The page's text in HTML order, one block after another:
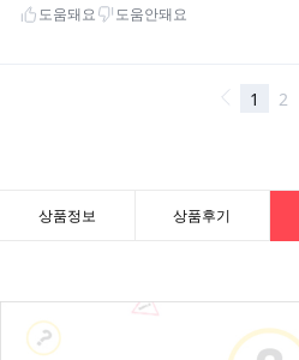
상품정보 상품후기